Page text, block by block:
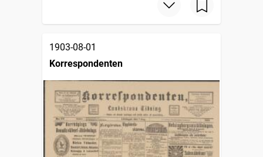
1903-08-01
Korrespondenten